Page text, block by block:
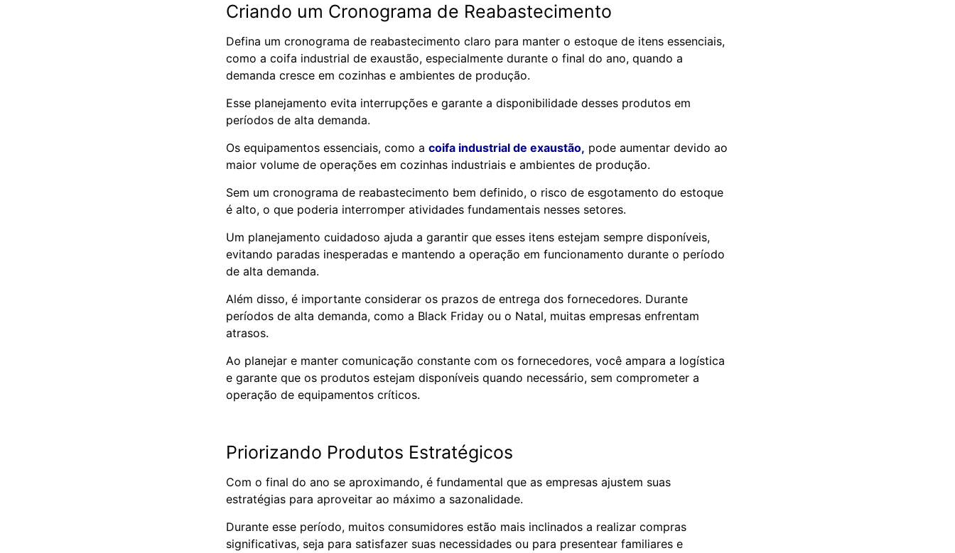
Criando um Cronograma de Reabastecimento
Defina um cronograma de reabastecimento claro para manter o estoque de itens essenciais,
como a coifa industrial de exaustão, especialmente durante o final do ano, quando a
demanda cresce em cozinhas e ambientes de produção.
Esse planejamento evita interrupções e garante a disponibilidade desses produtos em
períodos de alta demanda.
Os equipamentos essenciais, como a coifa industrial de exaustão, pode aumentar devido ao
maior volume de operações em cozinhas industriais e ambientes de produção.
Sem um cronograma de reabastecimento bem definido, o risco de esgotamento do estoque
é alto, o que poderia interromper atividades fundamentais nesses setores.
Um planejamento cuidadoso ajuda a garantir que esses itens estejam sempre disponíveis,
evitando paradas inesperadas e mantendo a operação em funcionamento durante o período
de alta demanda.
Além disso, é importante considerar os prazos de entrega dos fornecedores. Durante
períodos de alta demanda, como a Black Friday ou o Natal, muitas empresas enfrentam
atrasos.
Ao planejar e manter comunicação constante com os fornecedores, você ampara a logística
e garante que os produtos estejam disponíveis quando necessário, sem comprometer a
operação de equipamentos críticos.
Priorizando Produtos Estratégicos
Com o final do ano se aproximando, é fundamental que as empresas ajustem suas
estratégias para aproveitar ao máximo a sazonalidade.
Durante esse período, muitos consumidores estão mais inclinados a realizar compras
significativas, seja para satisfazer suas necessidades ou para presentear familiares e